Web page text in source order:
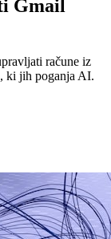
Gmail
račune iz
ki jih poganja AI.